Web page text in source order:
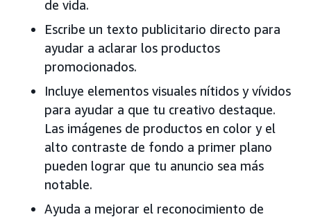
de vida.
Escribe un texto publicitario directo para
ayudar a aclarar los productos
promocionados.
Incluye elementos visuales nítidos y vívidos
para ayudar a que tu creativo destaque.
Las imágenes de productos en color y el
alto contraste de fondo a primer plano
pueden lograr que tu anuncio sea más
notable.
Ayuda a mejorar el reconocimiento de